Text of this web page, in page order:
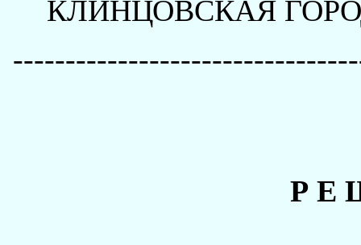
КЛИНЦОВСКАЯ
Р Е